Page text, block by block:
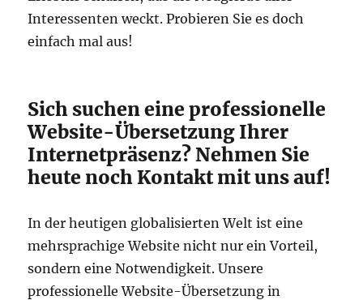
Interessenten weckt. Probieren Sie es doch
einfach mal aus!
Sich suchen eine professionelle
Website-Übersetzung Ihrer
Internetpräsenz? Nehmen Sie
heute noch Kontakt mit uns auf!
In der heutigen globalisierten Welt ist eine
mehrsprachige Website nicht nur ein Vorteil,
sondern eine Notwendigkeit. Unsere
professionelle Website-Übersetzung in